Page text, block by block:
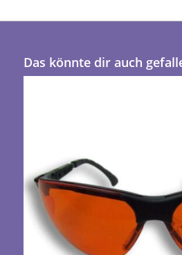
Das könnte dir auch